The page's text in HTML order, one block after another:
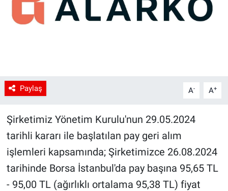
Paylaş A- A+
Şirketimiz Yönetim Kurulu'nun 29.05.2024
tarihli kararı ile başlatılan pay geri alım
işlemleri kapsamında; Şirketimizce 26.08.2024
tarihinde Borsa İstanbul'da pay başına 95,65 TL
- 95,00 TL (ağırlıklı ortalama 95,38 TL) fiyat